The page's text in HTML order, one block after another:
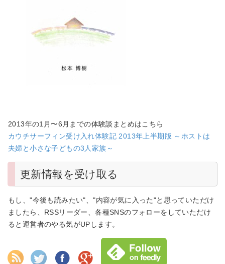
2013年の1月〜6月までの体験談まとめはこちら
カウチサーフィン受け入れ体験記 2013年上半期版 ～ホストは
夫婦と小さな子どもの3人家族～
更新情報を受け取る
もし、"今後も読みたい"、"内容が気に入った"と思っていただけ
ましたら、RSSリーダー、各種SNSのフォローをしていただけ
ると運営者のやる気がUPします。